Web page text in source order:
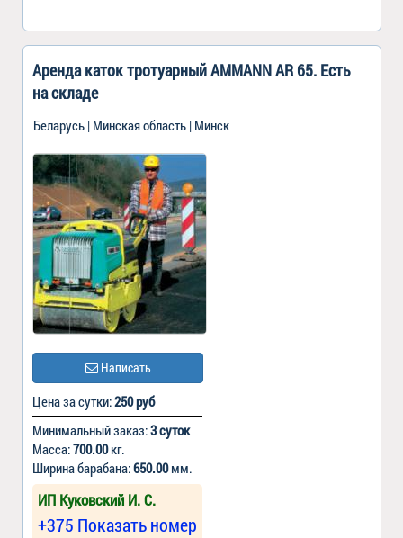
Аренда каток тротуарный AMMANN AR 65. Есть
на складе
Беларусь | Минская область | Минск
Написать
Цена за сутки:250 руб
Минимальный заказ:3 суток
Масса:700.00кг.
Ширина барабана:650.00мм.
ИП Куковский И. С.
+375 Показать номер